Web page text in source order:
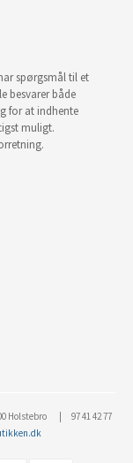
spørgsmål til et
besvarer både
for at indhente
muligt.
Holstebro
97 41 42 77